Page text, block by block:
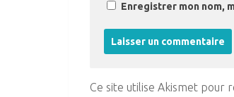
Enregistrer mon nom,
Ce site utilise Akismet pour